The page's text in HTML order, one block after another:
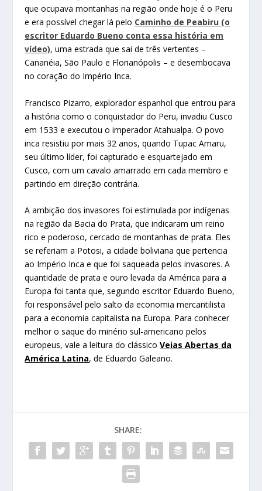
que ocupava montanhas na região onde hoje é o Peru
e era possível chegar lá pelo Caminho de Peabiru (o
escritor Eduardo Bueno conta essa história em
vídeo), uma estrada que sai de três vertentes –
Cananéia, São Paulo e Florianópolis – e desembocava
no coração do Império Inca.
Francisco Pizarro, explorador espanhol que entrou para
a história como o conquistador do Peru, invadiu Cusco
em 1533 e executou o imperador Atahualpa. O povo
inca resistiu por mais 32 anos, quando Tupac Amaru,
seu último líder, foi capturado e esquartejado em
Cusco, com um cavalo amarrado em cada membro e
partindo em direção contrária.
A ambição dos invasores foi estimulada por indígenas
na região da Bacia do Prata, que indicaram um reino
rico e poderoso, cercado de montanhas de prata. Eles
se referiam a Potosi, a cidade boliviana que pertencia
ao Império Inca e que foi saqueada pelos invasores. A
quantidade de prata e ouro levada da América para a
Europa foi tanta que, segundo escritor Eduardo Bueno,
foi responsável pelo salto da economia mercantilista
para a economia capitalista na Europa. Para conhecer
melhor o saque do minério sul-americano pelos
europeus, vale a leitura do clássicoVeias Abertas da
América Latina, de Eduardo Galeano.
SHARE: